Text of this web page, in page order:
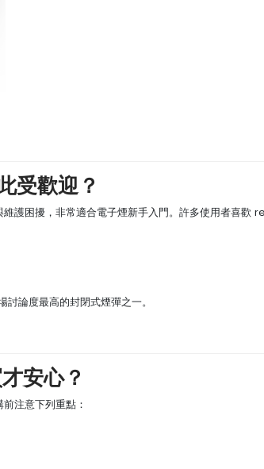
受歡迎？
護困擾，非常適合電子煙新手入門。許多使用者喜歡
論度最高的封閉式煙彈之一。
安心？
注意下列重點：